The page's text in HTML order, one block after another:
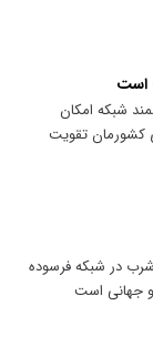
است
شبکه امکان
کشورمان تقویت
در شبکه فرسوده
جهانی است